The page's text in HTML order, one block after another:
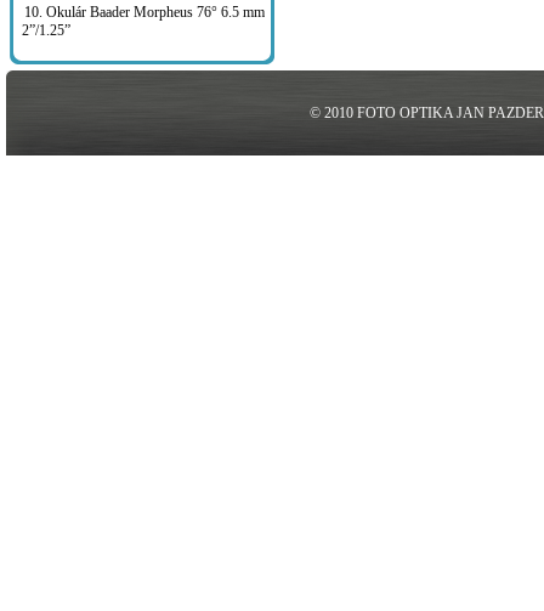
10. Okulár Baader Morpheus 76° 6.5 mm
2”/1.25”
© 2010 FOTO OPTIKA JAN